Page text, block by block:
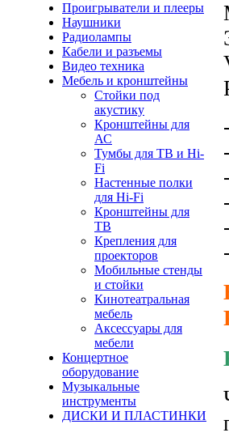
Проигрыватели и плееры
Наушники
Радиолампы
Кабели и разъемы
Видео техника
Мебель и кронштейны
Стойки под
акустику
Кронштейны для
АС
Тумбы для ТВ и Hi-
Fi
Настенные полки
для Hi-Fi
Кронштейны для
ТВ
Крепления для
проекторов
Мобильные стенды
и стойки
Кинотеатральная
мебель
Аксессуары для
мебели
Концертное
оборудование
Музыкальные
инструменты
ДИСКИ И ПЛАСТИНКИ